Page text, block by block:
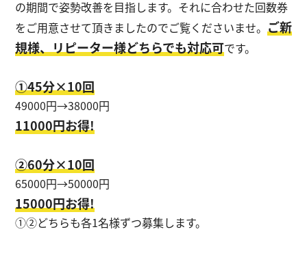
の期間で姿勢改善を目指します。それに合わせた回数券
をご用意させて頂きましたのでご覧くださいませ。 ご新
規様、リピーター様どちらでも対応可です。
①45分×10回
49000円→38000円
11000円お得!
②60分×10回
65000円→50000円
15000円お得!
①②どちらも各1名様ずつ募集します。